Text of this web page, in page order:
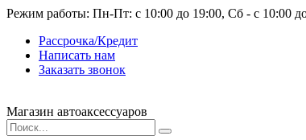
Режим работы: Пн-Пт: с 10:00 до 19:00, Сб - с 10:00
Рассрочка/Кредит
Написать нам
Заказать звонок
Магазин автоаксессуаров